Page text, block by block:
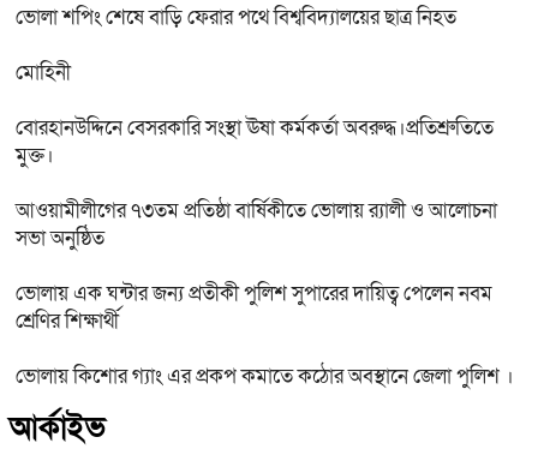
ভোলা শপিং শেষে বাড়ি ফেরার পথে বিশ্ববিদ্যালয়ের ছাত্র নিহত
মোহিনী
বোরহানউদ্দিনে বেসরকারি সংস্থা ঊষা কর্মকর্তা অবরুদ্ধ।প্রতিশ্রুতিতে
মুক্ত।
আওয়ামীলীগের ৭৩তম প্রতিষ্ঠা বার্ষিকীতে ভোলায় র‌্যালী ও আলোচনা
সভা অনুষ্ঠিত
ভোলায় এক ঘন্টার জন্য প্রতীকী পুলিশ সুপারের দায়িত্ব পেলেন নবম
শ্রেণির শিক্ষার্থী
ভোলায় কিশোর গ্যাং এর প্রকপ কমাতে কঠোর অবস্থানে জেলা পুলিশ ।
আর্কাইভ